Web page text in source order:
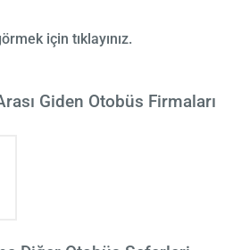
için tıklayınız.
Giden Otobüs Firmaları